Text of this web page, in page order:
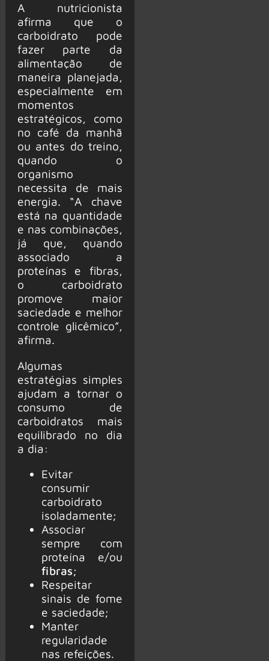
A nutricionista
afirma que o
carboidrato pode
fazer parte da
alimentação de
maneira planejada,
especialmente em
momentos
estratégicos, como
no café da manhã
ou antes do treino,
quando o
organismo
necessita de mais
energia. “A chave
está na quantidade
e nas combinações,
já que, quando
associado a
proteínas e fibras,
o carboidrato
promove maior
saciedade e melhor
controle glicêmico”,
afirma.
Algumas
estratégias simples
ajudam a tornar o
consumo de
carboidratos mais
equilibrado no dia
a dia:
Evitar
consumir
carboidrato
isoladamente;
Associar
sempre com
proteína e/ou
fibras;
Respeitar
sinais de fome
e saciedade;
Manter
regularidade
nas refeições.